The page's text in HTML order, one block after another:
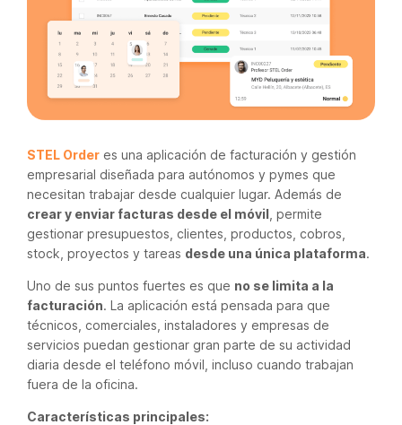
STEL Order es una aplicación de facturación y gestión
empresarial diseñada para autónomos y pymes que
necesitan trabajar desde cualquier lugar. Además de
crear y enviar facturas desde el móvil , permite
gestionar presupuestos, clientes, productos, cobros,
stock, proyectos y tareas desde una única plataforma.
Uno de sus puntos fuertes es que no se limita a la
facturación. La aplicación está pensada para que
técnicos, comerciales, instaladores y empresas de
servicios puedan gestionar gran parte de su actividad
diaria desde el teléfono móvil, incluso cuando trabajan
fuera de la oficina.
Características principales: